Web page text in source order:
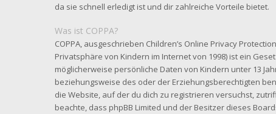
da sie schnell erledigt ist und dir zahlreiche Vorteile bietet.
Was ist COPPA?
COPPA, ausgeschrieben Children’s Online Privacy
Privatsphäre von Kindern im Internet von 1998) ist ein
möglicherweise persönliche Daten von Kindern unter 13
beziehungsweise des oder der Erziehungsberechtigten
die Website, auf der du dich zu registrieren versuchst,
beachte, dass phpBB Limited und der Besitzer dieses